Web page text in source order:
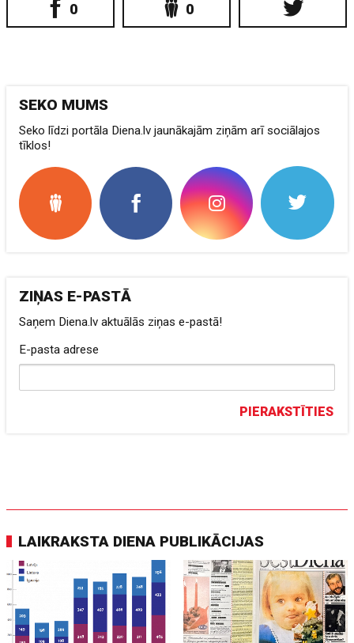
0 0
SEKO MUMS
Seko līdzi portāla Diena.lv jaunākajām ziņām arī sociālajos
tīklos!
ZIŅAS E-PASTĀ
Saņem Diena.lv aktuālās ziņas e-pastā!
E-pasta adrese
PIERAKSTĪTIES
LAIKRAKSTA DIENA PUBLIKĀCIJAS